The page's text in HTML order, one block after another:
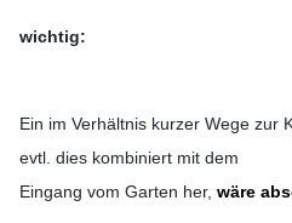
wichtig:
Ein im Verhältnis kurzer Wege zur
evtl. dies kombiniert mit dem
Eingang vom Garten her, wäre